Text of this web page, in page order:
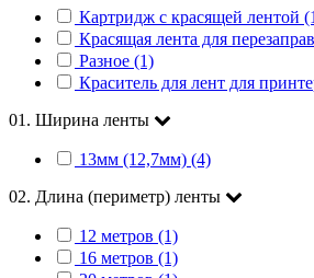
Картридж с красящей лентой
Красящая лента для
Разное (1)
Краситель для лент для
01. Ширина ленты
13мм (12,7мм) (4)
02. Длина (периметр) ленты
12 метров (1)
16 метров (1)